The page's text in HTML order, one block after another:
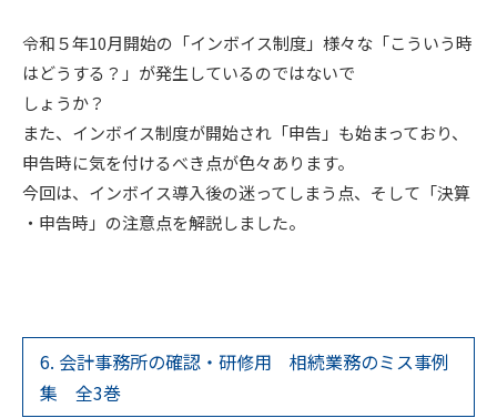
令和５年10月開始の「インボイス制度」様々な「こういう時
はどうする？」が発生しているのではないで
しょうか？
また、インボイス制度が開始され「申告」も始まっており、
申告時に気を付けるべき点が色々あります。
今回は、インボイス導入後の迷ってしまう点、そして「決算
・申告時」の注意点を解説しました。
6. 会計事務所の確認・研修用 相続業務のミス事例
集 全3巻